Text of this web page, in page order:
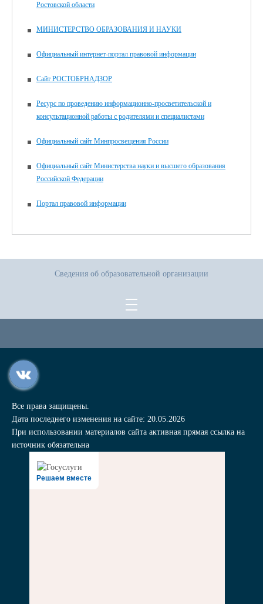
Ростовской области
МИНИСТЕРСТВО ОБРАЗОВАНИЯ И НАУКИ
Официальный интернет-портал правовой информации
Сайт РОСТОБРНАДЗОР
Ресурс по проведению информационно-просветительской и
консультационной работы с родителями и специалистами
Официальный сайт Минпросвещения России
Официальный сайт Министерства науки и высшего образования
Российской Федерации
Портал правовой информации
Сведения об образовательной организации
Все права защищены.
Дата последнего изменения на сайте: 20.05.2026
При использовании материалов сайта активная прямая ссылка на
источник обязательна
Решаем вместе